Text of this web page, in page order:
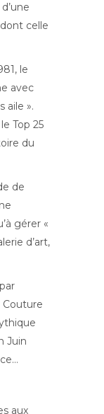
celle
le
avec
aile ».
Top 25
du
de
gérer «
d’art,
Couture
Juin
aux